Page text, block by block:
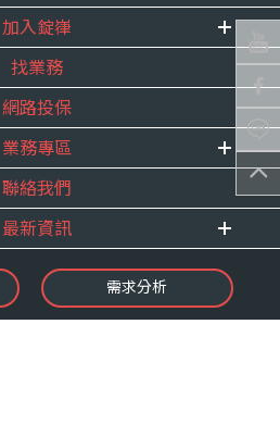
企業資訊
重要事跡
得獎紀錄
服務宣言
合作夥伴
加入錠嵂
內勤招聘
精英招募
年度增員計畫
找業務
網路投保
業務專區
E 線資源網
聯絡我們
最新資訊
最新消息
錠嵂焦點
需求分析